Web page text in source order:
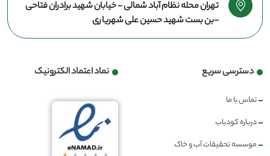
تهران محله نظام آباد شمالی - خیابان شهید برادران فتاحی
-بن بست شهید حسین علی شهریاری
دسترسی سریع
تماس با ما
درباره کودیاب
موسسه تحقیقات آب و خاک
نماد اعتماد الکترونیک